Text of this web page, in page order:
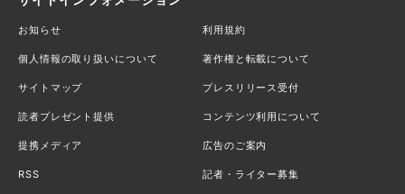
お知らせ 利用規約
個人情報の取り扱いについて 著作権と転載について
サイトマップ プレスリリース受付
読者プレゼント提供 コンテンツ利用について
提携メディア 広告のご案内
RSS 記者・ライター募集